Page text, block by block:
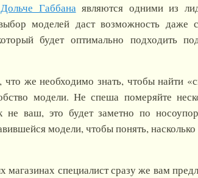
Габбанаявляются одними из
моделей даст возможность даже
будет оптимально подходить
что же необходимо знать, чтобы найти
модели. Не спеша померяйте
не ваш, это будет заметно по
модели, чтобы понять, насколько
специалист сразу же вам